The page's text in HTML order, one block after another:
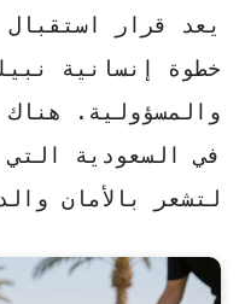
يعد قرار
خطوة إنسانية
والمسؤولية.
في السعودية التي
لتشعر بالأمان